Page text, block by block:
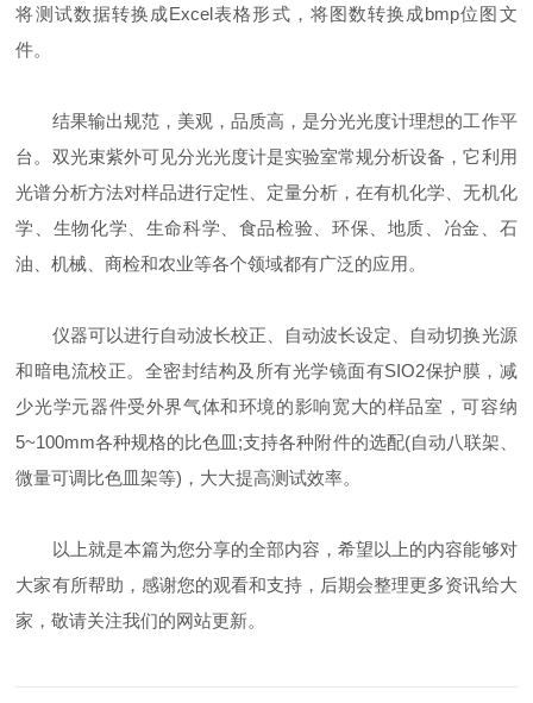
将测试数据转换成Excel表格形式，将图数转换成bmp位图文
件。
结果输出规范，美观，品质高，是分光光度计理想的工作平
台。双光束紫外可见分光光度计是实验室常规分析设备，它利用
光谱分析方法对样品进行定性、定量分析，在有机化学、无机化
学、生物化学、生命科学、食品检验、环保、地质、冶金、石
油、机械、商检和农业等各个领域都有广泛的应用。
仪器可以进行自动波长校正、自动波长设定、自动切换光源
和暗电流校正。全密封结构及所有光学镜面有SIO2保护膜，减
少光学元器件受外界气体和环境的影响宽大的样品室，可容纳
5~100mm各种规格的比色皿;支持各种附件的选配(自动八联架、
微量可调比色皿架等)，大大提高测试效率。
以上就是本篇为您分享的全部内容，希望以上的内容能够对
大家有所帮助，感谢您的观看和支持，后期会整理更多资讯给大
家，敬请关注我们的网站更新。